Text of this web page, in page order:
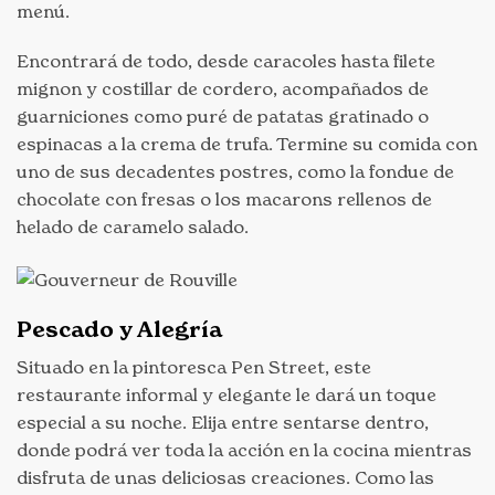
menú.
Encontrará de todo, desde caracoles hasta filete
mignon y costillar de cordero, acompañados de
guarniciones como puré de patatas gratinado o
espinacas a la crema de trufa. Termine su comida con
uno de sus decadentes postres, como la fondue de
chocolate con fresas o los macarons rellenos de
helado de caramelo salado.
Pescado y Alegría
Situado en la pintoresca Pen Street, este
restaurante informal y elegante le dará un toque
especial a su noche. Elija entre sentarse dentro,
donde podrá ver toda la acción en la cocina mientras
disfruta de unas deliciosas creaciones. Como las